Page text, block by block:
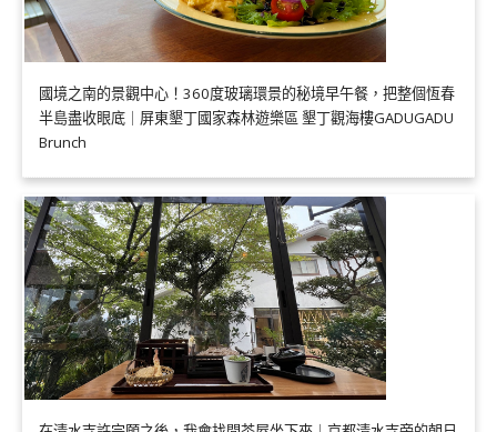
國境之南的景觀中心！360度玻璃環景的秘境早午餐，把整個恆春
半島盡收眼底｜屏東墾丁國家森林遊樂區 墾丁觀海樓GADUGADU
Brunch